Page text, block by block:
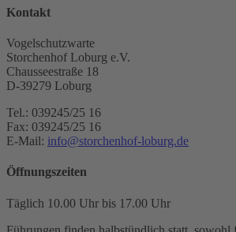
Kontakt
Vogelschutzwarte
Storchenhof Loburg e.V.
Chausseestraße 18
D-39279 Loburg
Tel.: 039245/25 16
Fax: 039245/25 16
E-Mail: info@storchenhof-loburg.de
Öffnungszeiten
Täglich 10.00 Uhr bis 17.00 Uhr